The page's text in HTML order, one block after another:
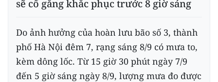
sẽ cố gắng khắc phục trước 8 giờ sáng
Do ảnh hưởng của hoàn lưu bão số 3, thành
phố Hà Nội đêm 7, rạng sáng 8/9 có mưa to,
kèm dông lốc. Từ 15 giờ 30 phút ngày 7/9
đến 5 giờ sáng ngày 8/9, lượng mưa đo được